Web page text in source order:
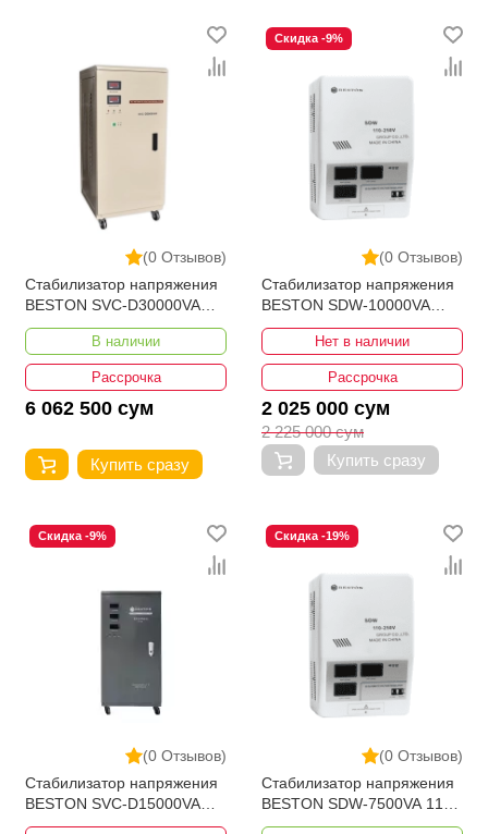
(0 Отзывов)
Стабилизатор напряжения
BESTON SVC-D30000VA
110-250V Bypass
В наличии
Рассрочка
6 062 500 сум
Купить сразу
(0 Отзывов)
Скидка -9%
Стабилизатор напряжения
BESTON SDW-10000VA
110-250V
Нет в наличии
Рассрочка
2 025 000 сум
2 225 000 сум
Купить сразу
(0 Отзывов)
Скидка -9%
Стабилизатор напряжения
BESTON SVC-D15000VA
80-250V Bypass
(0 Отзывов)
Скидка -19%
Стабилизатор напряжения
BESTON SDW-7500VA 110-
250V